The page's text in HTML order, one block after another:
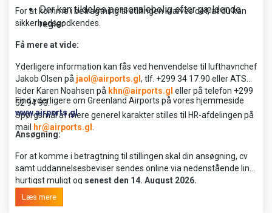
Der kan tildeles personalebolig efter gældende
regler
For at komme i betragtning til stillingen kræves det, at du kan
sikkerhedsgodkendes.
Få mere at vide:
Yderligere information kan fås ved henvendelse til lufthavnchef
Jakob Olsen på jaol@airports.gl , tlf. +299 34 17 90 eller ATS
leder Karen Noahsen på khn@airports.gl eller på telefon +299
52 94 93.
Spørgsmål af mere generel karakter stilles til HR-afdelingen på
mail
hr@airports.gl
Find yderligere om Greenland Airports på vores hjemmeside
www.airports.gl
Ansøgning:
For at komme i betragtning til stillingen skal din ansøgning, cv
samt uddannelsesbeviser sendes online via nedenstående link
hurtigst muligt og senest den 14. August 2026.
Læs mere